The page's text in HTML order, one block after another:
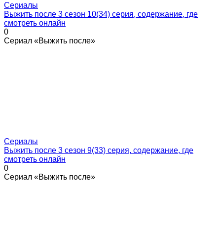
Сериалы
Выжить после 3 сезон 10(34) серия, содержание, где
смотреть онлайн
0
Сериал «Выжить после»
Сериалы
Выжить после 3 сезон 9(33) серия, содержание, где
смотреть онлайн
0
Сериал «Выжить после»